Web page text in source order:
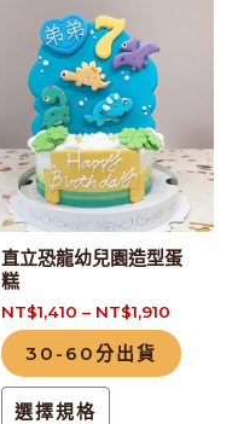
選
項
直立恐龍幼兒園造型蛋
糕
NT$1,410 – NT$1,910
30-60分出貨
選擇規格
此
產
品
有
多
種
款
可
在
產
品